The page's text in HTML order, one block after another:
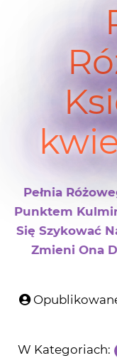
Pełnia
Punktem
Się Szykować
Zmieni Ona
W Kategoriach: